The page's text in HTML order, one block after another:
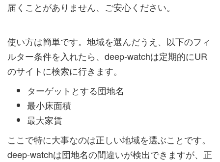
届くことがありません、ご安心ください。
使い方は簡単です。地域を選んだうえ、以下のフィ
ルター条件を入れたら、deep-watchは定期的にUR
のサイトに検索に行きます。
ターゲットとする団地名
最小床面積
最大家賃
ここで特に大事なのは正しい地域を選ぶことです。
deep-watchは団地名の間違いが検出できますが、正